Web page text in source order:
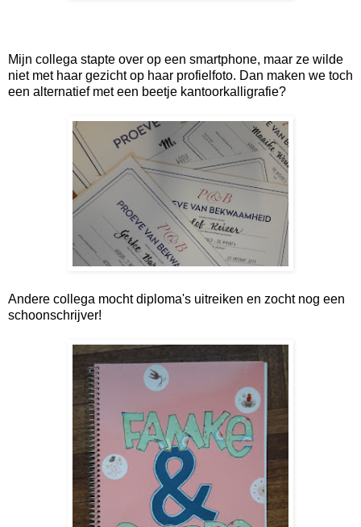
Mijn collega stapte over op een smartphone, maar ze wilde
niet met haar gezicht op haar profielfoto. Dan maken we toch
een alternatief met een beetje kantoorkalligrafie?
Andere collega mocht diploma's uitreiken en zocht nog een
schoonschrijver!